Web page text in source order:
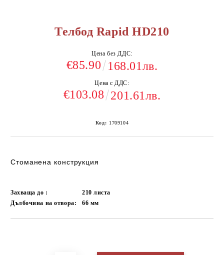
Телбод Rapid HD210
Цена без ДДС:
€85.90 168.01лв.
Цена с ДДС:
€103.08 201.61лв.
Код: 1709104
Стоманена конструкция
Захваща до :
210 листа
Дълбочина на отвора:
66 мм